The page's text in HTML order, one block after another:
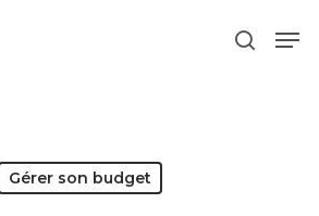
Gérer son budget